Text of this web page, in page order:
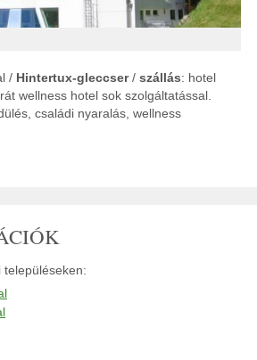
/ Hintertux-gleccser/ szállás: hotel
wellness hotel sok szolgáltatással.
családi nyaralás, wellness
településeken: